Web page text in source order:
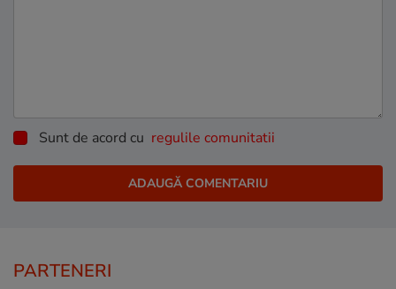
Sunt de acord cu regulile comunitatii
PARTENERI